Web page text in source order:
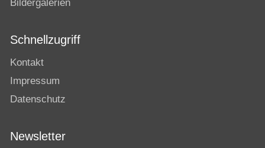
Bildergalerien
Schnellzugriff
Kontakt
Impressum
Datenschutz
Newsletter